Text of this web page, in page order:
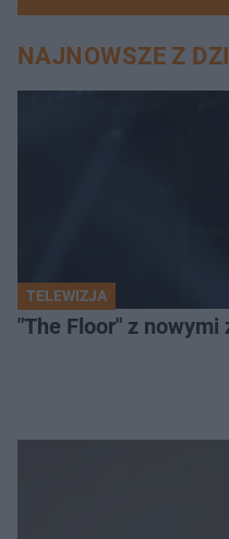
NAJNOWSZE Z
TELEWIZJA
"The Floor" z